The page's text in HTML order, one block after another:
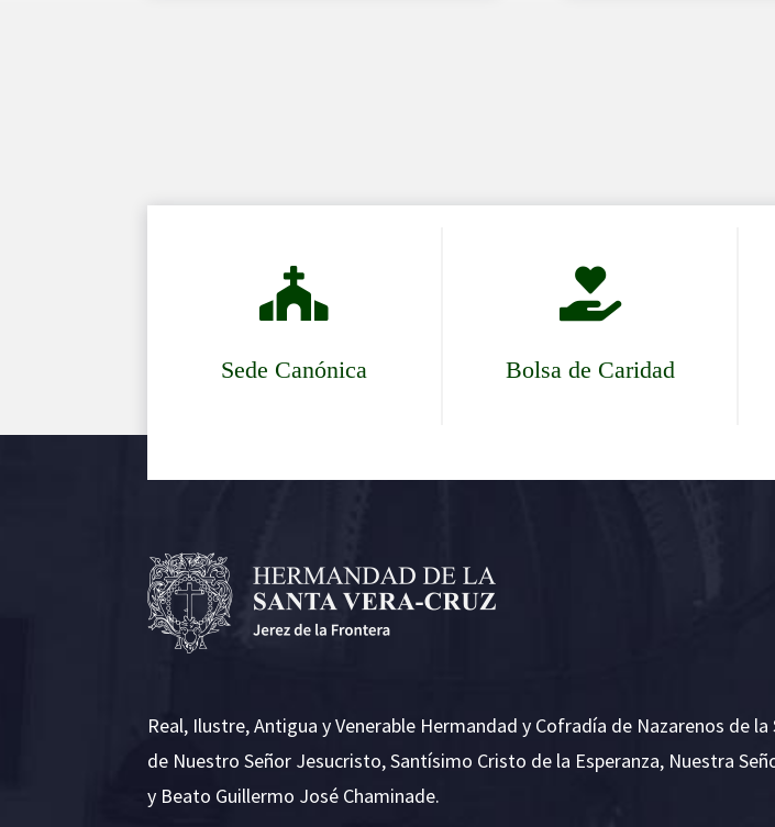

Sede Canónica

Bolsa de Caridad
Real, Ilustre, Antigua y Venerable Hermandad y Cofradía de Nazarenos de la
de Nuestro Señor Jesucristo, Santísimo Cristo de la Esperanza, Nuestra
y Beato Guillermo José Chaminade.